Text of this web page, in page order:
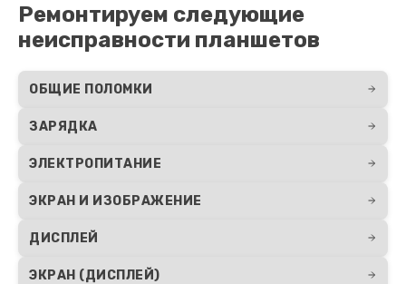
Ремонтируем следующие
неисправности планшетов
ОБЩИЕ ПОЛОМКИ
ЗАРЯДКА
ЭЛЕКТРОПИТАНИЕ
ЭКРАН И ИЗОБРАЖЕНИЕ
ДИСПЛЕЙ
ЭКРАН (ДИСПЛЕЙ)